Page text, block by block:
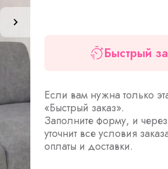
Быстрый
Если вам нужна только
«Быстрый заказ».
Заполните форму, и
уточнит все условия
оплаты и доставки.